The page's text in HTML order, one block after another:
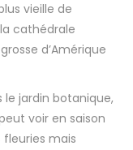
vieille de
cathédrale
d’Amérique
le jardin botanique,
voir en saison
mais